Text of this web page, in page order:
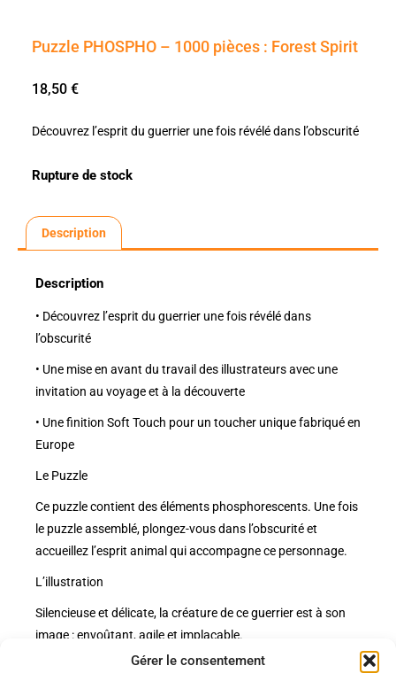
Gérer le consentement
Puzzle PHOSPHO – 1000 pièces : Forest Spirit
18,50 €
Découvrez l’esprit du guerrier une fois révélé dans l’obscurité
Rupture de stock
Description
Description
• Découvrez l’esprit du guerrier une fois révélé dans
l’obscurité
• Une mise en avant du travail des illustrateurs avec une
invitation au voyage et à la découverte
• Une finition Soft Touch pour un toucher unique fabriqué en
Europe
Le Puzzle
Ce puzzle contient des éléments phosphorescents. Une fois
le puzzle assemblé, plongez-vous dans l’obscurité et
accueillez l’esprit animal qui accompagne ce personnage.
L’illustration
Silencieuse et délicate, la créature de ce guerrier est à son
image : envoûtant, agile et implacable.